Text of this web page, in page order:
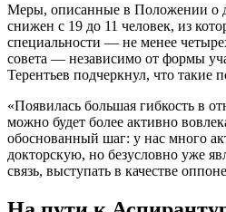
Меры, описанные в Положении о
снижен с 19 до 11 человек, из
специальности — не менее
совета — независимо от формы
Терентьев подчеркнул, что такие
«Появилась большая гибкость в
можно будет более активно
обоснованный шаг: у нас много
докторскую, но безусловно уже
связь, выступать в качестве